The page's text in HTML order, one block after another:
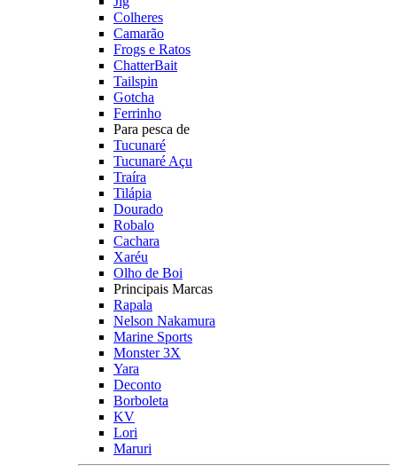
Colheres
Camarão
Frogs e Ratos
ChatterBait
Tailspin
Gotcha
Ferrinho
Para pesca de
Tucunaré
Tucunaré Açu
Traíra
Tilápia
Dourado
Robalo
Cachara
Xaréu
Olho de Boi
Principais Marcas
Rapala
Nelson Nakamura
Marine Sports
Monster 3X
Yara
Deconto
Borboleta
KV
Lori
Maruri